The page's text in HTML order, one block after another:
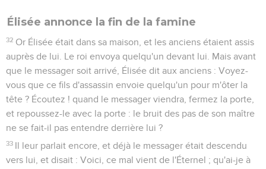
Élisée annonce la fin de la famine
32 Or Élisée était dans sa maison, et les anciens étaient assis
auprès de lui. Le roi envoya quelqu'un devant lui. Mais avant
que le messager soit arrivé, Élisée dit aux anciens : Voyez-
vous que ce fils d'assassin envoie quelqu'un pour m'ôter la
tête ? Écoutez ! quand le messager viendra, fermez la porte,
et repoussez-le avec la porte : le bruit des pas de son maître
ne se fait-il pas entendre derrière lui ?
33 Il leur parlait encore, et déjà le messager était descendu
vers lui, et disait : Voici, ce mal vient de l'Éternel ; qu'ai-je à